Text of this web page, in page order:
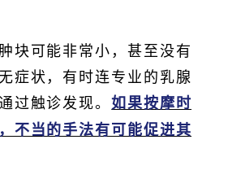
块可能非常小，甚至没有
症状，有时连专业的乳腺
过触诊发现。如果按摩时
不当的手法有可能促进其